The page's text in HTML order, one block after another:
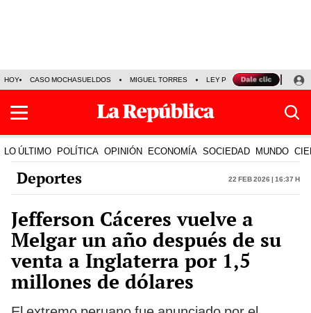
HOY CASO MOCHASUELDOS MIGUEL TORRES LEY PULPÍN PRECIO DEL
LO ÚLTIMO POLÍTICA OPINIÓN ECONOMÍA SOCIEDAD MUNDO
Deportes 22 Feb 2026 | 16:37 h
Jefferson Cáceres vuelve a
Melgar un año después de su
venta a Inglaterra por 1,5
millones de dólares